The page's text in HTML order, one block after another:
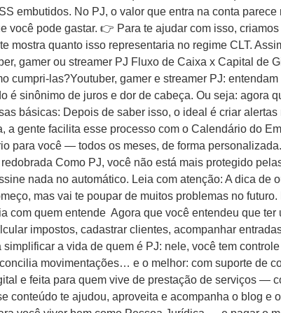
embutidos. No PJ, o valor que entra na conta
você pode gastar. 👉 Para te ajudar com isso,
mostra quanto isso representaria no regime CLT.
gamer ou streamer PJ Fluxo de Caixa x Capital de
cumpri-las?Youtuber, gamer e streamer PJ:
é sinônimo de juros e dor de cabeça. Ou seja: agora
básicas: Depois de saber isso, o ideal é criar
a gente facilita esse processo com o Calendário do
para você — todos os meses, de forma
Como PJ, você não está mais protegido
nada no automático. Leia com atenção: A dica de
mas vai te poupar de muitos problemas no
com quem entende Agora que você entendeu que
impostos, cadastrar clientes, acompanhar
a vida de quem é PJ: nele, você tem
movimentações… e o melhor: com suporte de
e feita para quem vive de prestação de serviços —
conteúdo te ajudou, aproveita e acompanha o blog e